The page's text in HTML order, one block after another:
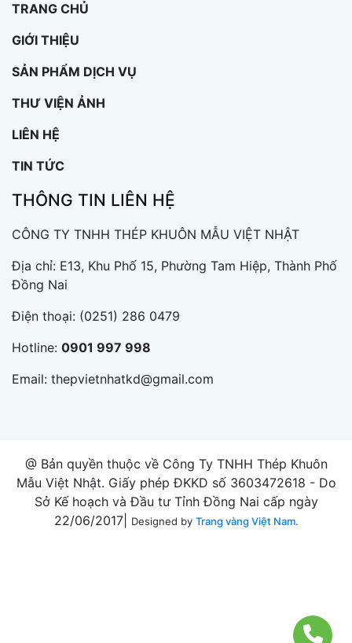
TRANG CHỦ
GIỚI THIỆU
SẢN PHẨM DỊCH VỤ
THƯ VIỆN ẢNH
LIÊN HỆ
TIN TỨC
THÔNG TIN LIÊN HỆ
CÔNG TY TNHH THÉP KHUÔN MẪU VIỆT NHẬT
Địa chỉ: E13, Khu Phố 15, Phường Tam Hiệp, Thành Phố
Đồng Nai
Điện thoại: (0251) 286 0479
Hotline: 0901 997 998
Email: thepvietnhatkd@gmail.com
@ Bản quyền thuộc về Công Ty TNHH Thép Khuôn
Mẫu Việt Nhật. Giấy phép ĐKKD số 3603472618 - Do
Sở Kế hoạch và Đầu tư Tỉnh Đồng Nai cấp ngày
22/06/2017|
Designed by Trang vàng Việt Nam.